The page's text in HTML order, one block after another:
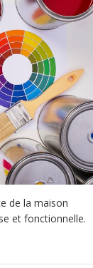
de la maison
et fonctionnelle.